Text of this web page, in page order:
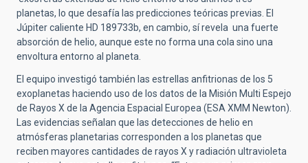
planetas, lo que desafía las predicciones teóricas previas. El
Júpiter caliente HD 189733b, en cambio, sí revela una fuerte
absorción de helio, aunque este no forma una cola sino una
envoltura entorno al planeta.
El equipo investigó también las estrellas anfitrionas de los 5
exoplanetas haciendo uso de los datos de la Misión Multi Espejo
de Rayos X de la Agencia Espacial Europea (ESA XMM Newton).
Las evidencias señalan que las detecciones de helio en
atmósferas planetarias corresponden a los planetas que
reciben mayores cantidades de rayos X y radiación ultravioleta